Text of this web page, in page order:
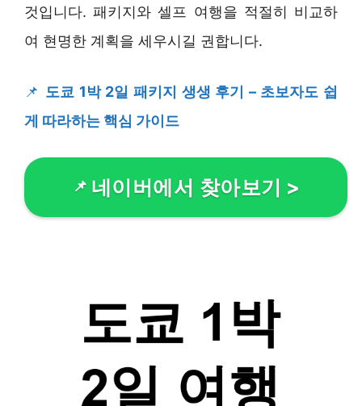
것입니다. 패키지와 셀프 여행을 적절히 비교하
여 현명한 계획을 세우시길 권합니다.
📌 도쿄 1박 2일 패키지 생생 후기 – 초보자도 쉽
게 따라하는 핵심 가이드
네이버에서 찾아보기 >